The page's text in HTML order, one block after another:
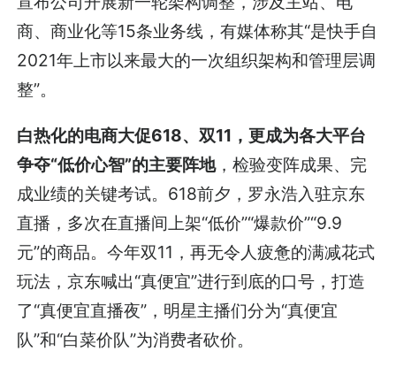
商、商业化等15条业务线，有媒体称其“是快手自
2021年上市以来最大的一次组织架构和管理层调
整”。
白热化的电商大促618、双11，更成为各大平台
争夺“低价心智”的主要阵地，检验变阵成果、完
成业绩的关键考试。618前夕，罗永浩入驻京东
直播，多次在直播间上架“低价”“爆款价”“9.9
元”的商品。今年双11，再无令人疲惫的满减花式
玩法，京东喊出“真便宜”进行到底的口号，打造
了“真便宜直播夜”，明星主播们分为“真便宜
队”和“白菜价队”为消费者砍价。